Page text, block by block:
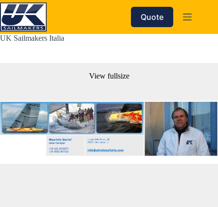
Skip
to
content
Quote
UK Sailmakers Italia
View fullsize